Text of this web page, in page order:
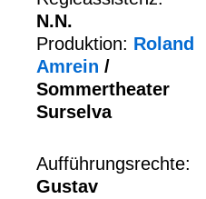
N.N.
Produktion: Roland
Amrein /
Sommertheater
Surselva
Aufführungsrechte:
Gustav